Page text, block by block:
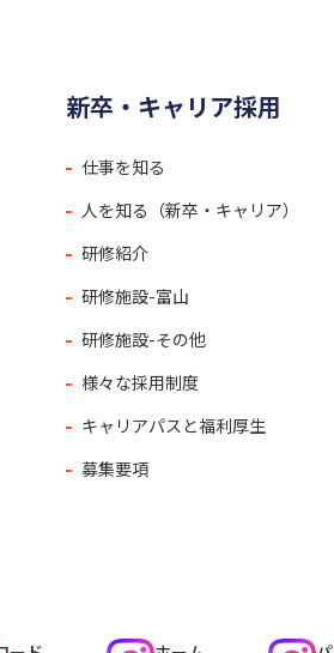
新卒・キャリア採用
仕事を知る
人を知る（新卒・キャリア）
研修紹介
研修施設-富山
研修施設-その他
様々な採用制度
キャリアパスと福利厚生
募集要項